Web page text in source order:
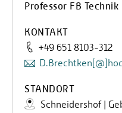
Professor FB Technik
KONTAKT
+49 651 8103-312
STANDORT
Schneidershof |